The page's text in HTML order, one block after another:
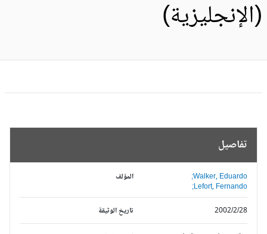
تفاصيل
المؤلف
Walker, Eduardo;
Lefort, Fernando;
تاريخ الوثيقة
2002/2/28